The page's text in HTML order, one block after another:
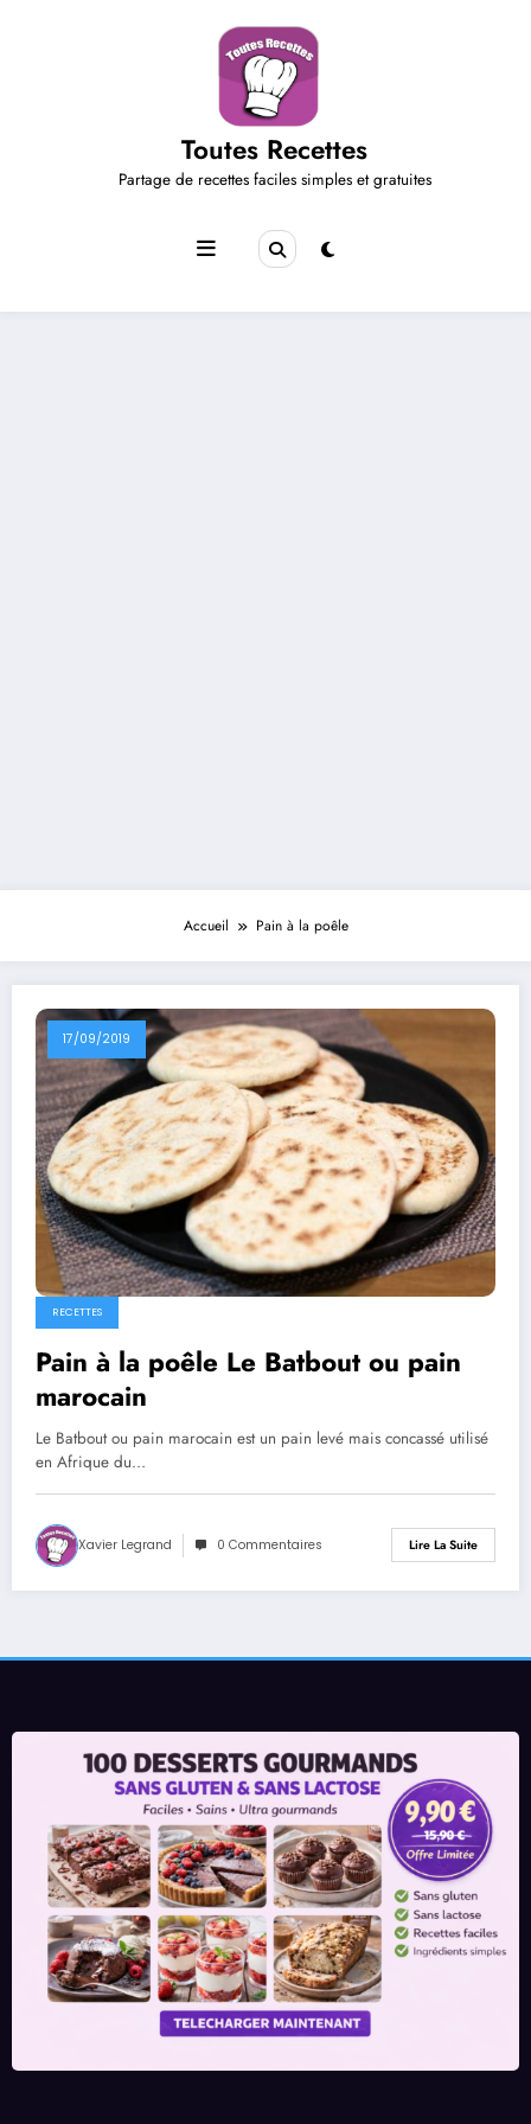
Toutes Recettes
Partage de recettes faciles simples et gratuites
Accueil Pain à la poêle
17/09/2019
RECETTES
Pain à la poêle Le Batbout ou pain
marocain
Le Batbout ou pain marocain est un pain levé mais concassé utilisé
en Afrique du…
Xavier Legrand 0 Commentaires Lire La Suite